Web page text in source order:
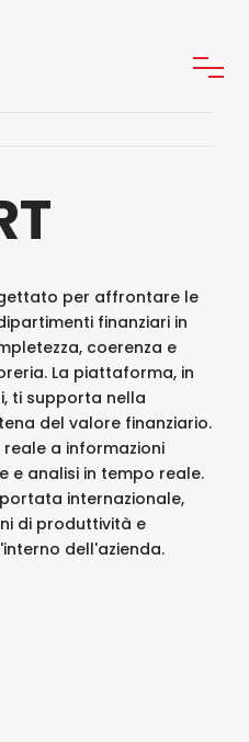
per affrontare le
finanziari in
coerenza e
La piattaforma, in
ti supporta nella
del valore finanziario.
a informazioni
e analisi in tempo reale.
internazionale,
di produttività e
dell'azienda.